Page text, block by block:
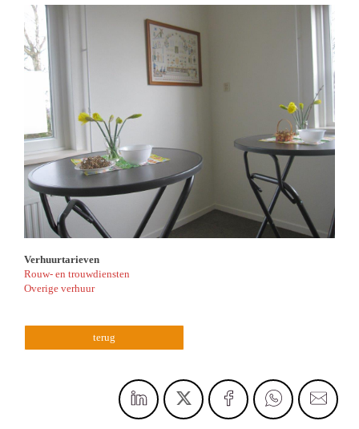
Verhuurtarieven
Rouw- en trouwdiensten
Overige verhuur
terug